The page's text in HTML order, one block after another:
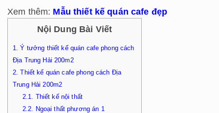
Xem thêm: Mẫu thiết kế quán cafe đẹp
Nội Dung Bài Viết
1.
Ý tưởng thiết kế quán cafe phong cách
Địa Trung Hải 200m2
2. Thiết kế quán cafe phong cách Địa
Trung Hải 200m2
2.1.
Thiết kế nội thất
2.2.
Ngoại thất phương án 1